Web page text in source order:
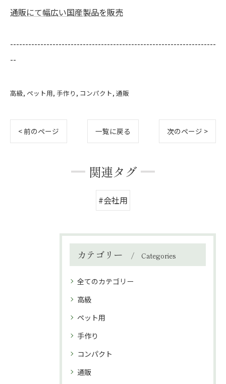
通販にて幅広い国産製品を販売
--------------------------------------------------------------------
--
高級 ペット用 手作り コンパクト 通販
< 前のページ 一覧に戻る 次のページ >
関連タグ
#会社用
カテゴリー Categories
全てのカテゴリー
高級
ペット用
手作り
コンパクト
通販